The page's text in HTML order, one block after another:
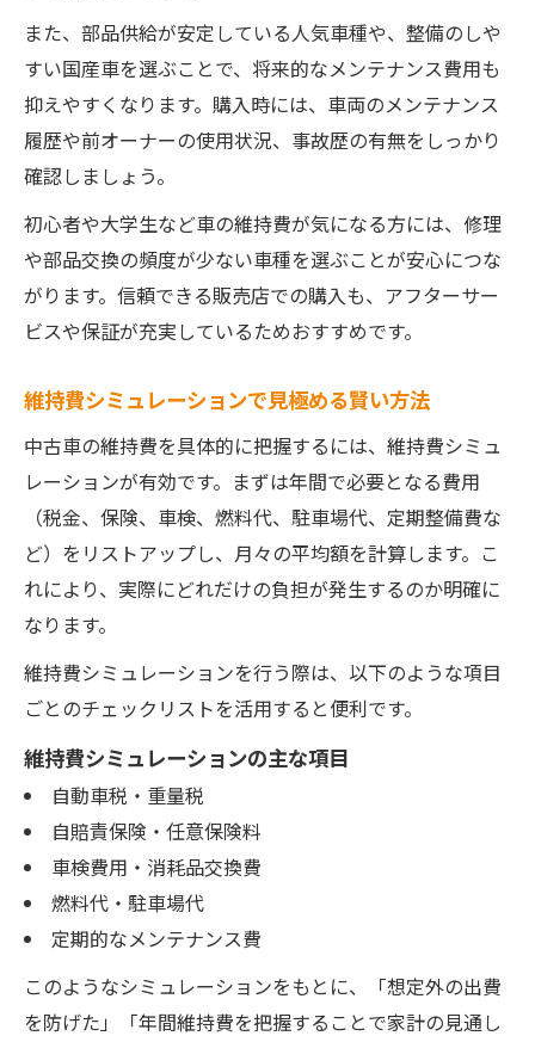
また、部品供給が安定している人気車種や、整備のしや
すい国産車を選ぶことで、将来的なメンテナンス費用も
抑えやすくなります。購入時には、車両のメンテナンス
履歴や前オーナーの使用状況、事故歴の有無をしっかり
確認しましょう。
初心者や大学生など車の維持費が気になる方には、修理
や部品交換の頻度が少ない車種を選ぶことが安心につな
がります。信頼できる販売店での購入も、アフターサー
ビスや保証が充実しているためおすすめです。
維持費シミュレーションで見極める賢い方法
中古車の維持費を具体的に把握するには、維持費シミュ
レーションが有効です。まずは年間で必要となる費用
（税金、保険、車検、燃料代、駐車場代、定期整備費な
ど）をリストアップし、月々の平均額を計算します。こ
れにより、実際にどれだけの負担が発生するのか明確に
なります。
維持費シミュレーションを行う際は、以下のような項目
ごとのチェックリストを活用すると便利です。
維持費シミュレーションの主な項目
自動車税・重量税
自賠責保険・任意保険料
車検費用・消耗品交換費
燃料代・駐車場代
定期的なメンテナンス費
このようなシミュレーションをもとに、「想定外の出費
を防げた」「年間維持費を把握することで家計の見通し